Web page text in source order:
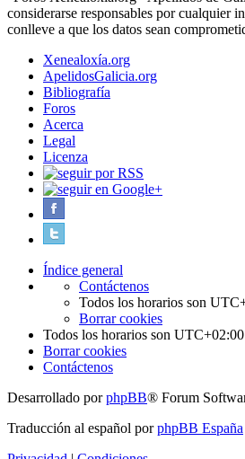
considerarse responsables por cualquier
conlleve a que los datos sean
Xenealoxía.org
ApelidosGalicia.org
Bibliografía
Foros
Acerca
Legal
Licenza
Índice general
Contáctenos
Todos los horarios son
Borrar cookies
Todos los horarios son UTC+02:00
Borrar cookies
Contáctenos
Desarrollado porphpBB® Forum
Traducción al español porphpBB España